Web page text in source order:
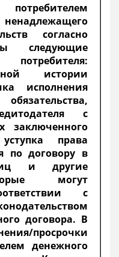
согласно
следующие
истории
исполнения
с
права
по договору в
и другие
могут
с
договора. В
просрочки
денежного